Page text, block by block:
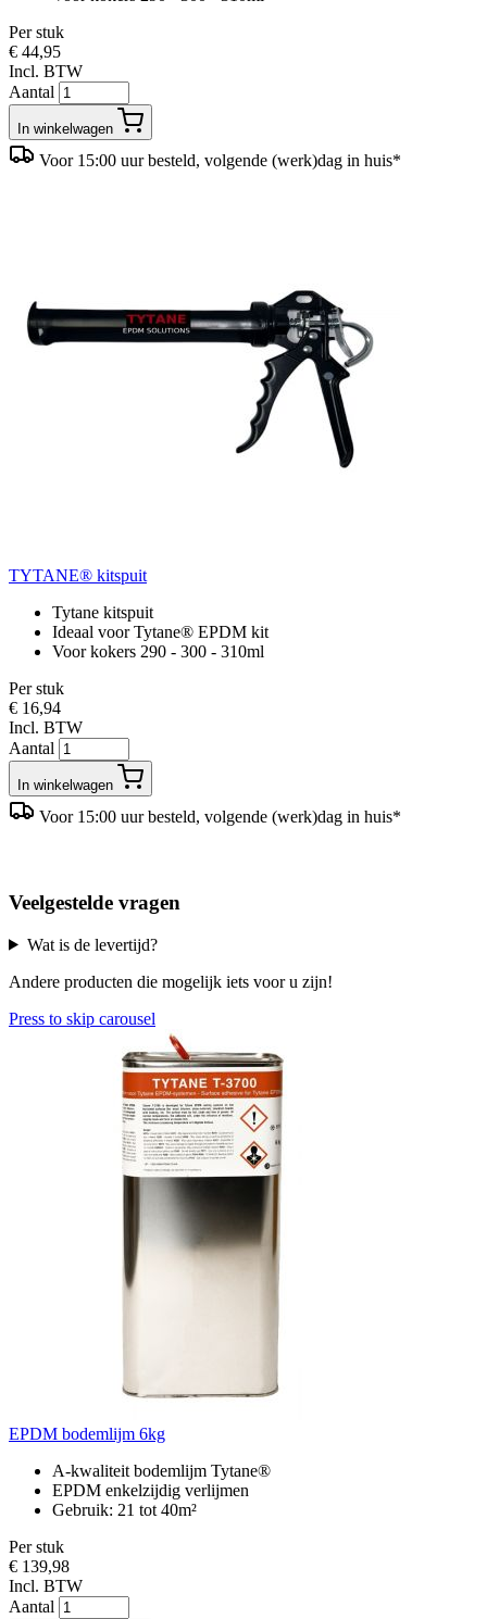
Per stuk
€ 44,95
Incl. BTW
Aantal
In winkelwagen
Voor 15:00 uur besteld, volgende (werk)dag in huis*
TYTANE® kitspuit
Tytane kitspuit
Ideaal voor Tytane® EPDM kit
Voor kokers 290 - 300 - 310ml
Per stuk
€ 16,94
Incl. BTW
Aantal
In winkelwagen
Voor 15:00 uur besteld, volgende (werk)dag in huis*
Veelgestelde vragen
Wat is de levertijd?
Andere producten die mogelijk iets voor u zijn!
Press to skip carousel
EPDM bodemlijm 6kg
A-kwaliteit bodemlijm Tytane®
EPDM enkelzijdig verlijmen
Gebruik: 21 tot 40m²
Per stuk
€ 139,98
Incl. BTW
Aantal